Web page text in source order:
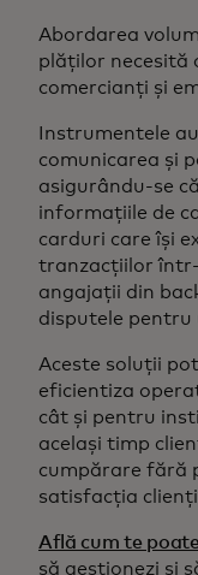
Abordarea
plăților necesită
comercianți și
Instrumentele
comunicarea și
asigurându-se
informațiile de
carduri care își
tranzacțiilor
angajații din
disputele pentru
Aceste soluții
eficientiza
cât și pentru
același timp
cumpărare fără
satisfacția
Află cum te
să gestionezi și